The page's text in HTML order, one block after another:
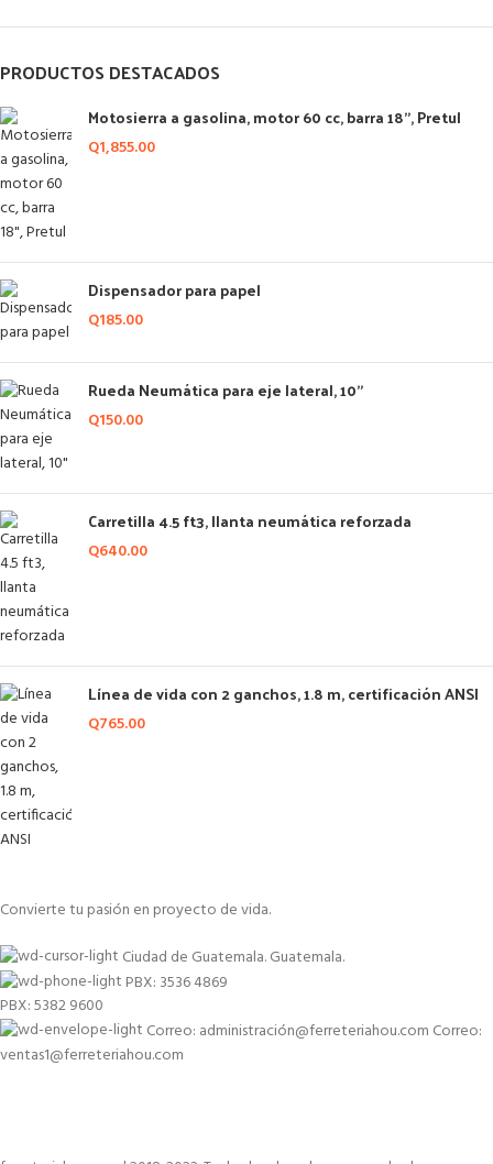
PRODUCTOS DESTACADOS
Motosierra a gasolina, motor 60 cc, barra 18", Pretul
Q1,855.00
Dispensador para papel
Q185.00
Rueda Neumática para eje lateral, 10"
Q150.00
Carretilla 4.5 ft3, llanta neumática reforzada
Q640.00
Línea de vida con 2 ganchos, 1.8 m, certificación ANSI
Q765.00
Convierte tu pasión en proyecto de vida.
Ciudad de Guatemala. Guatemala.
PBX: 3536 4869
PBX: 5382 9600
Correo: administración@ferreteriahou.com Correo:
ventas1@ferreteriahou.com